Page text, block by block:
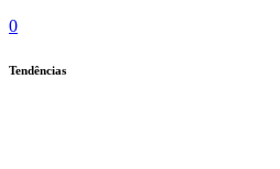
0
Tendências